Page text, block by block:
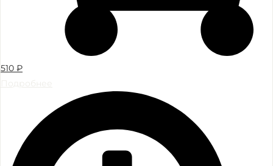
510 ₽
Подробнее